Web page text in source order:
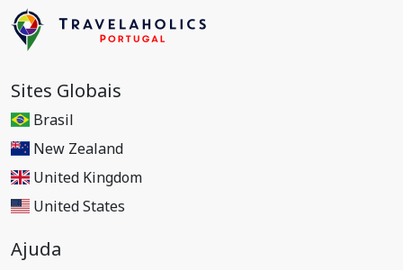
Sites Globais
Brasil
New Zealand
United Kingdom
United States
Ajuda